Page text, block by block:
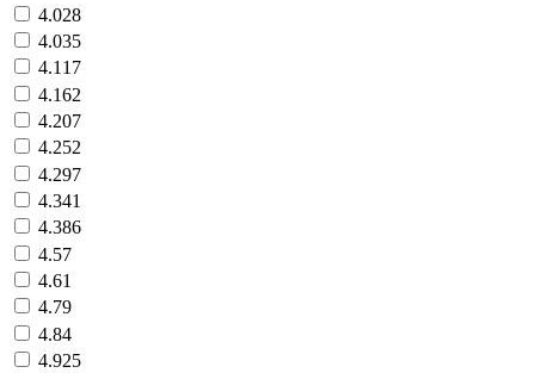
4.028
4.035
4.117
4.162
4.207
4.252
4.297
4.341
4.386
4.57
4.61
4.79
4.84
4.925